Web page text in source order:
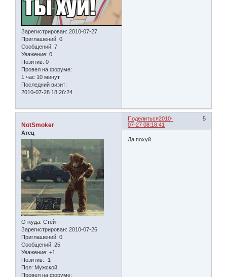
Зарегистрирован: 2010-07-27
Приглашений: 0
Сообщений: 7
Уважение: 0
Позитив: 0
Провел на форуме:
1 час 10 минут
Последний визит:
2010-07-28 18:26:24
Поделиться 5
2010-
07-27 08:18:41
NotSmoker
Атец
Откуда: Стейт
Зарегистрирован: 2010-07-26
Приглашений: 0
Сообщений: 25
Уважение: +1
Позитив: -1
Пол: Мужской
Провел на форуме:
Да похуй.